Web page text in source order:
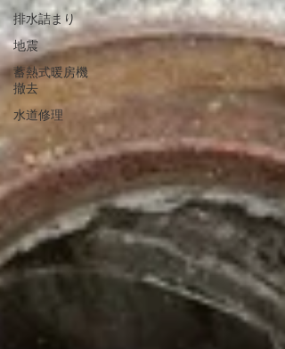
排水詰まり
地震
蓄熱式暖房機
撤去
水道修理